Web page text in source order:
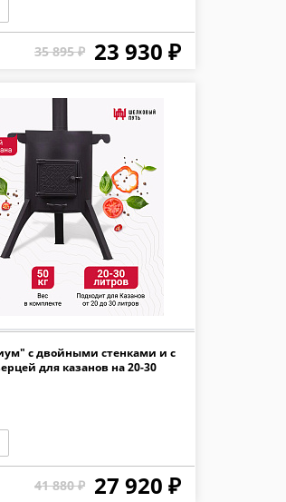
35 895 ₽ 23 930 ₽
с двойными стенками и с
для казанов на 20-30
41 880 ₽ 27 920 ₽